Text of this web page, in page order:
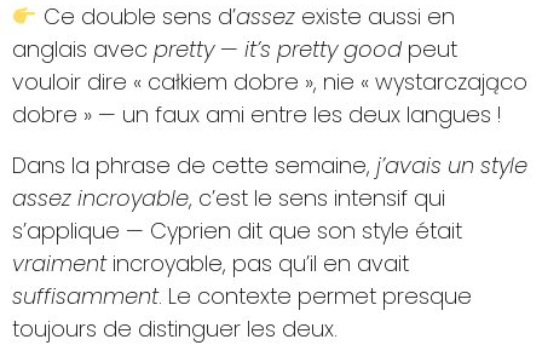
Ce double sens d’assezexiste aussi en
anglais avec pretty— it’s pretty good peut
vouloir dire « całkiem dobre », nie « wystarczająco
dobre » — un faux ami entre les deux langues !
Dans la phrase de cette semaine, j’avais un style
assez incroyable, c’est le sens intensif qui
s’applique — Cyprien dit que son style était
vraimentincroyable, pas qu’il en avait
suffisamment. Le contexte permet presque
toujours de distinguer les deux.